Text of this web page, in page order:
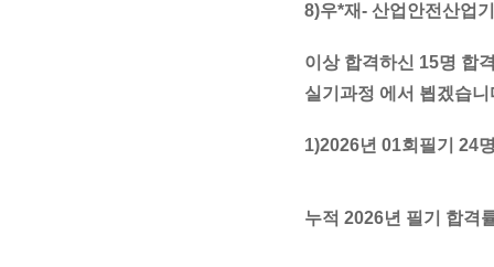
8)우*재- 산업안전산업
이상 합격하신 15명 합
실기과정 에서 뵙겠습니
1)2026년 01회필기 24
누적 2026년 필기 합격